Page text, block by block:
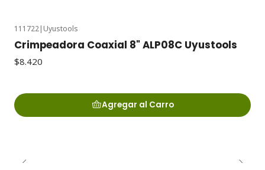
111722| Uyustools
Crimpeadora Coaxial 8" ALP08C Uyustools
$8.420
Agregar al Carro